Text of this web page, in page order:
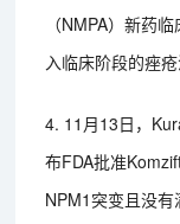
（NMPA）新药
入临床阶段的痤疮
4. 11月13日，
布FDA批准
NPM1突变且没